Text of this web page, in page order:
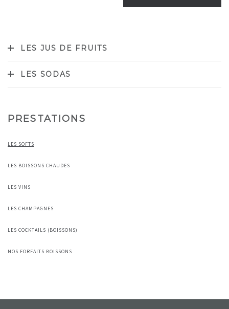
LES JUS DE FRUITS
LES SODAS
PRESTATIONS
LES SOFTS
LES BOISSONS CHAUDES
LES VINS
LES CHAMPAGNES
LES COCKTAILS (BOISSONS)
NOS FORFAITS BOISSONS